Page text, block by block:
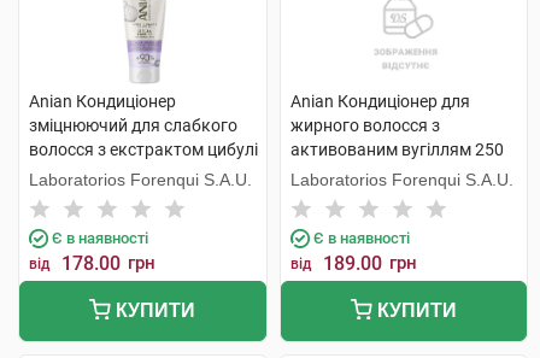
Anian Кондиціонер
зміцнюючий для слабкого
волосся з екстрактом цибулі
250 мл 1 туба
Laboratorios Forenqui S.A.U.
Є в наявності
від 178.00 грн
КУПИТИ
Anian Кондиціонер для
жирного волосся з
активованим вугіллям 250
мл 1 флакон
Laboratorios Forenqui S.A.U.
Є в наявності
від 189.00 грн
КУПИТИ